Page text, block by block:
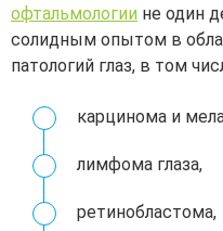
офтальмологии не один
солидным опытом в
патологий глаз, в том
карцинома и
лимфома глаза,
ретинобластома,